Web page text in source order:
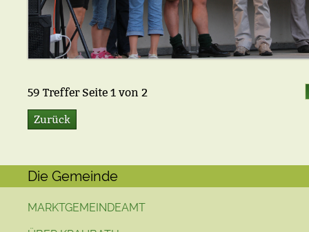
59 Treffer Seite 1 von 2
Zurück
Die Gemeinde
MARKTGEMEINDEAMT